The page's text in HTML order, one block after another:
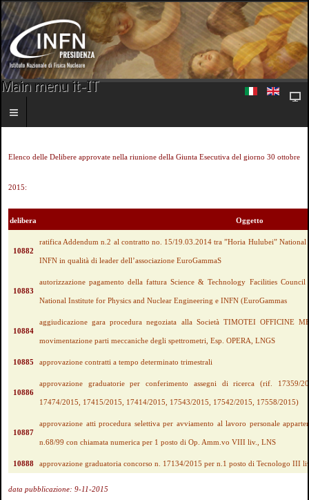
Main menu it-IT
Elenco delle Delibere approvate nella riunione della Giunta Esecutiva del giorno 30 ottobre
2015:
delibera Oggetto
10882
ratifica Addendum n.2 al contratto no. 15/19.03.2014 tra ”Horia Hulubei”
INFN in qualità di leader dell’associazione EuroGammaS
10883
autorizzazione pagamento della fattura Science & Technology Facilities
National Institute for Physics and Nuclear Engineering e INFN (EuroGammas
10884
aggiudicazione gara procedura negoziata alla Società TIMOTEI OFFICINE
movimentazione parti meccaniche degli spettrometri, Esp. OPERA, LNGS
10885 approvazione contratti a tempo determinato trimestrali
10886
approvazione graduatorie per conferimento assegni di ricerca (rif. 17359/
17474/2015, 17415/2015, 17414/2015, 17543/2015, 17542/2015, 17558/2015)
10887
approvazione atti procedura selettiva per avviamento al lavoro personale
n.68/99 con chiamata numerica per 1 posto di Op. Amm.vo VIII liv., LNS
10888 approvazione graduatoria concorso n. 17134/2015 per n.1 posto di Tecnologo III
data pubblicazione: 9-11-2015